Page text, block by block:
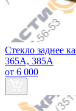
Стекло заднее
365А, 385А
от 6 000